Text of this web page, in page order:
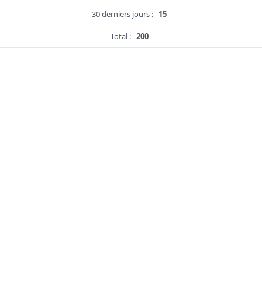
30 derniers jours : 15
Total : 200